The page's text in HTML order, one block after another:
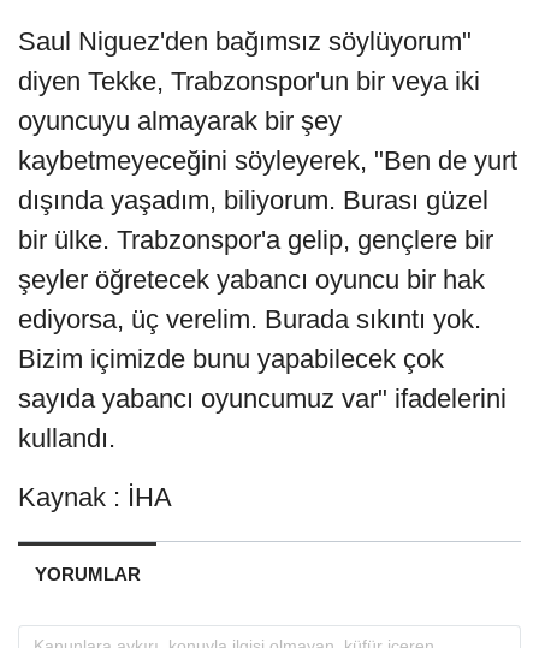
Saul Niguez'den bağımsız söylüyorum"
diyen Tekke, Trabzonspor'un bir veya iki
oyuncuyu almayarak bir şey
kaybetmeyeceğini söyleyerek, "Ben de yurt
dışında yaşadım, biliyorum. Burası güzel
bir ülke. Trabzonspor'a gelip, gençlere bir
şeyler öğretecek yabancı oyuncu bir hak
ediyorsa, üç verelim. Burada sıkıntı yok.
Bizim içimizde bunu yapabilecek çok
sayıda yabancı oyuncumuz var" ifadelerini
kullandı.
Kaynak : İHA
YORUMLAR